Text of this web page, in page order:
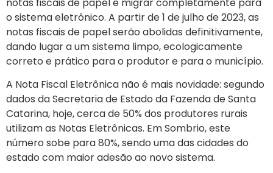
o sistema eletrônico. A partir de 1 de julho de 2023, as
notas fiscais de papel serão abolidas definitivamente,
dando lugar a um sistema limpo, ecologicamente
correto e prático para o produtor e para o município.
A Nota Fiscal Eletrônica não é mais novidade: segundo
dados da Secretaria de Estado da Fazenda de Santa
Catarina, hoje, cerca de 50% dos produtores rurais
utilizam as Notas Eletrônicas. Em Sombrio, este
número sobe para 80%, sendo uma das cidades do
estado com maior adesão ao novo sistema.